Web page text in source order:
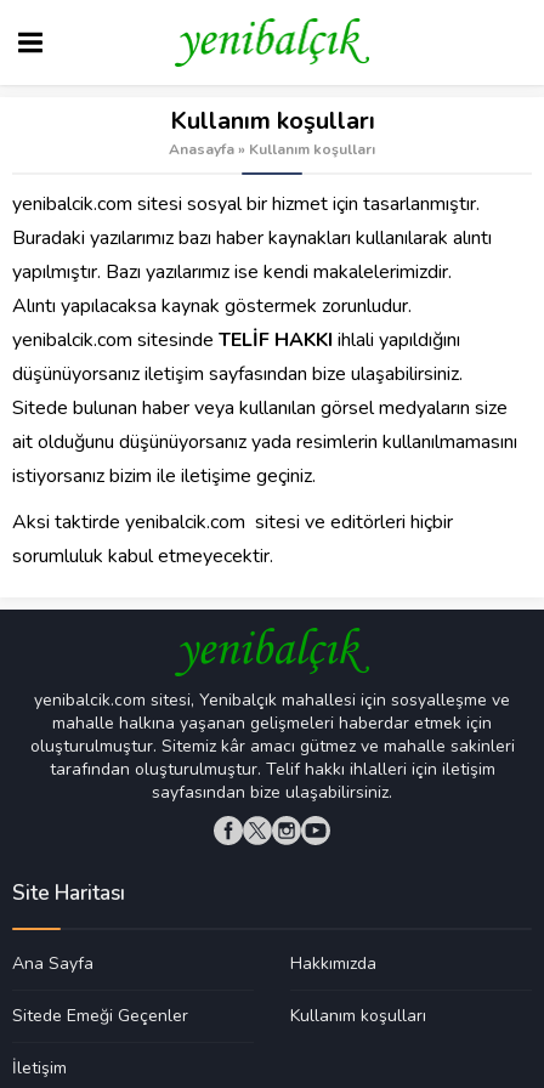
Kullanım koşulları
Anasayfa» Kullanım koşulları
yenibalcik.com sitesi sosyal bir hizmet için tasarlanmıştır.
Buradaki yazılarımız bazı haber kaynakları kullanılarak alıntı
yapılmıştır. Bazı yazılarımız ise kendi makalelerimizdir.
Alıntı yapılacaksa kaynak göstermek zorunludur.
yenibalcik.com sitesinde TELİF HAKKI ihlali yapıldığını
düşünüyorsanız iletişim sayfasından bize ulaşabilirsiniz.
Sitede bulunan haber veya kullanılan görsel medyaların size
ait olduğunu düşünüyorsanız yada resimlerin kullanılmamasını
istiyorsanız bizim ile iletişime geçiniz.
Aksi taktirde yenibalcik.com sitesi ve editörleri hiçbir
sorumluluk kabul etmeyecektir.
yenibalcik.com sitesi, Yenibalçık mahallesi için sosyalleşme ve
mahalle halkına yaşanan gelişmeleri haberdar etmek için
oluşturulmuştur. Sitemiz kâr amacı gütmez ve mahalle sakinleri
tarafından oluşturulmuştur. Telif hakkı ihlalleri için iletişim
sayfasından bize ulaşabilirsiniz.
Site Haritası
Ana Sayfa Hakkımızda
Sitede Emeği Geçenler Kullanım koşulları
İletişim